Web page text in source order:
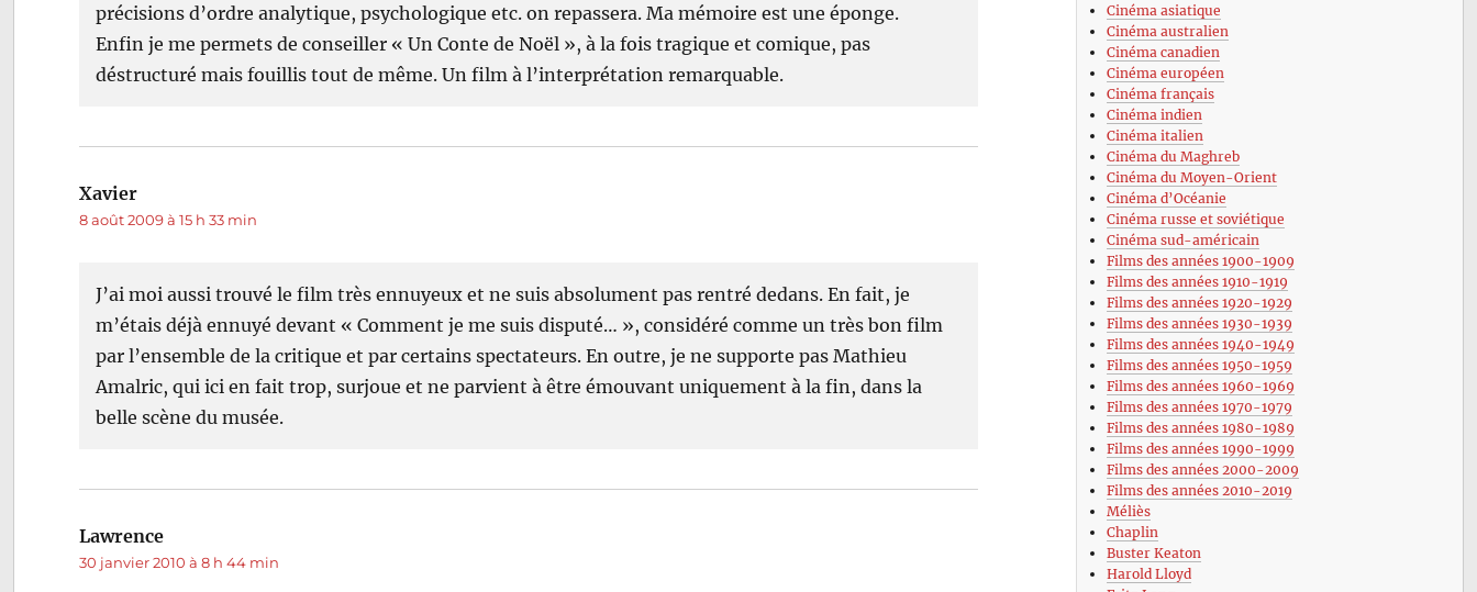
précisions d’ordre analytique, psychologique etc. on repassera. Ma mémoire est une éponge.
Enfin je me permets de conseiller « Un Conte de Noël », à la fois tragique et comique, pas
déstructuré mais fouillis tout de même. Un film à l’interprétation remarquable.
Xavier
8 août 2009 à 15 h 33 min
J’ai moi aussi trouvé le film très ennuyeux et ne suis absolument pas rentré dedans. En fait, je
m’étais déjà ennuyé devant « Comment je me suis disputé… », considéré comme un très bon film
par l’ensemble de la critique et par certains spectateurs. En outre, je ne supporte pas Mathieu
Amalric, qui ici en fait trop, surjoue et ne parvient à être émouvant uniquement à la fin, dans la
belle scène du musée.
Lawrence
30 janvier 2010 à 8 h 44 min
Cinéma asiatique
Cinéma australien
Cinéma canadien
Cinéma européen
Cinéma français
Cinéma indien
Cinéma italien
Cinéma du Maghreb
Cinéma du Moyen-Orient
Cinéma d’Océanie
Cinéma russe et soviétique
Cinéma sud-américain
Films des années 1900-1909
Films des années 1910-1919
Films des années 1920-1929
Films des années 1930-1939
Films des années 1940-1949
Films des années 1950-1959
Films des années 1960-1969
Films des années 1970-1979
Films des années 1980-1989
Films des années 1990-1999
Films des années 2000-2009
Films des années 2010-2019
Méliès
Chaplin
Buster Keaton
Harold Lloyd